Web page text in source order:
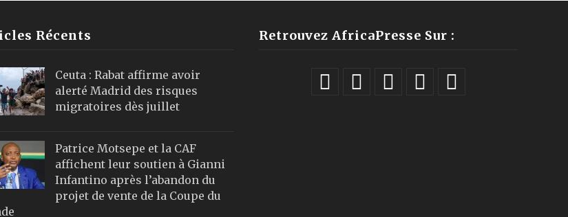
Récents
Ceuta : Rabat affirme avoir
alerté Madrid des risques
migratoires dès juillet
Patrice Motsepe et la CAF
affichent leur soutien à Gianni
Infantino après l’abandon du
projet de vente de la Coupe du
Retrouvez AfricaPresse Sur :